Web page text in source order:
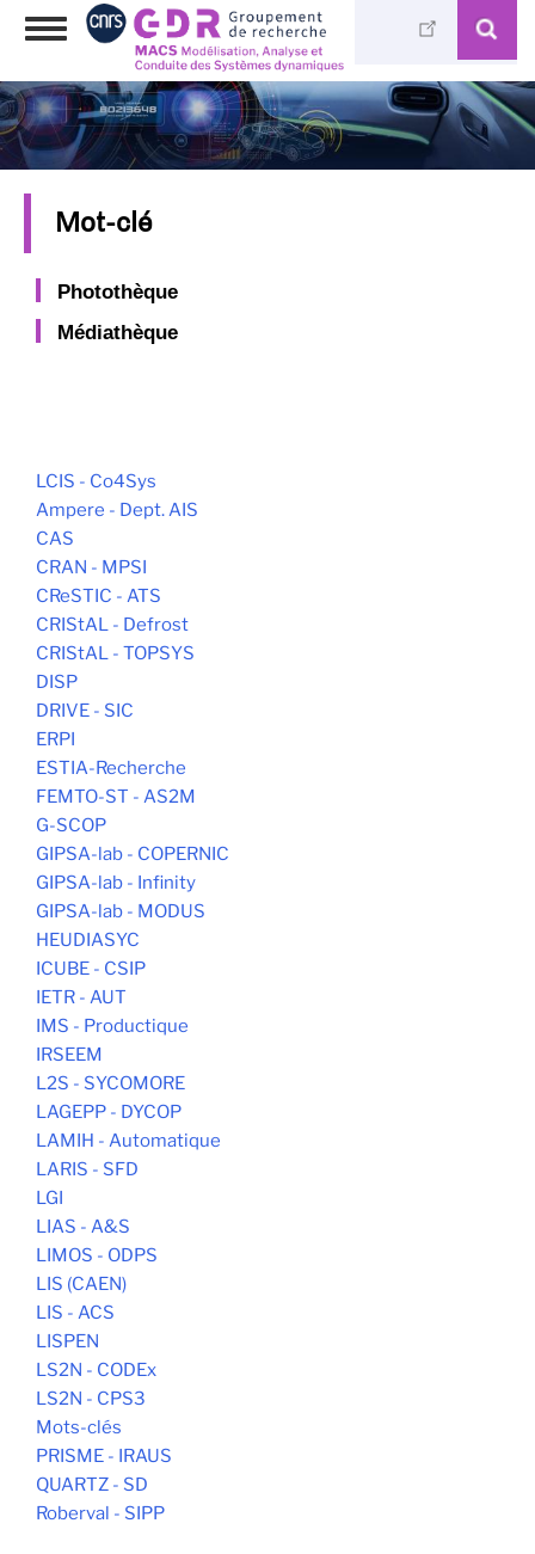
Skip
content
Toggle
Mot-clé
Photothèque
Médiathèque
LCIS - Co4Sys
Ampere - Dept. AIS
CAS
CRAN - MPSI
CReSTIC - ATS
CRIStAL - Defrost
CRIStAL - TOPSYS
DISP
DRIVE - SIC
ERPI
ESTIA-Recherche
FEMTO-ST - AS2M
G-SCOP
GIPSA-lab - COPERNIC
GIPSA-lab - Infinity
GIPSA-lab - MODUS
HEUDIASYC
ICUBE - CSIP
IETR - AUT
IMS - Productique
IRSEEM
L2S - SYCOMORE
LAGEPP - DYCOP
LAMIH - Automatique
LARIS - SFD
LGI
LIAS - A&S
LIMOS - ODPS
LIS (CAEN)
LIS - ACS
LISPEN
LS2N - CODEx
LS2N - CPS3
Mots-clés
PRISME - IRAUS
QUARTZ - SD
Roberval - SIPP